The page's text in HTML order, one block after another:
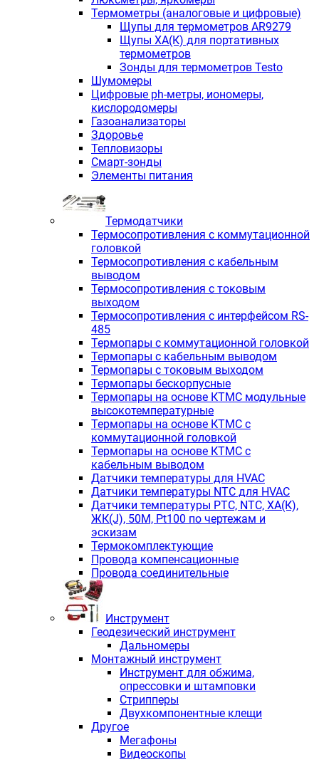
Термометры (аналоговые и цифровые)
Щупы для термометров AR9279
Щупы ХА(К) для портативных
термометров
Зонды для термометров Testo
Шумомеры
Цифровые ph-метры, иономеры,
кислородомеры
Газоанализаторы
Здоровье
Тепловизоры
Смарт-зонды
Элементы питания
Термодатчики
Термосопротивления с коммутационной
головкой
Термосопротивления с кабельным
выводом
Термосопротивления с токовым
выходом
Термосопротивления с интерфейсом RS-
485
Термопары с коммутационной головкой
Термопары с кабельным выводом
Термопары с токовым выходом
Термопары бескорпусные
Термопары на основе КТМС модульные
высокотемпературные
Термопары на основе КТМС с
коммутационной головкой
Термопары на основе КТМС с
кабельным выводом
Датчики температуры для HVAC
Датчики температуры NTC для HVAC
Датчики температуры PTС, NTC, ХА(К),
ЖК(J), 50М, Pt100 по чертежам и
эскизам
Термокомплектующие
Провода компенсационные
Провода соединительные
Инструмент
Геодезический инструмент
Дальномеры
Монтажный инструмент
Инструмент для обжима,
опрессовки и штамповки
Стрипперы
Двухкомпонентные клещи
Другое
Мегафоны
Видеоскопы